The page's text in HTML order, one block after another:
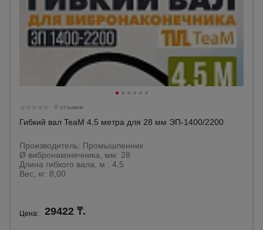
0 отзывов
Гибкий вал TeaM 4,5 метра для 28 мм ЭП-1400/2200
Производитель: Промышленник
Ø вибронаконечника, мм: 28
Длина гибкого вала, м : 4,5
Вес, кг: 8,00
Цена: 29422 ₸.